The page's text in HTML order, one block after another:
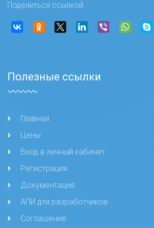
Поделиться ссылкой
Полезные ссылки
Главная
Цены
Вход в личный кабинет
Регистрация
Документация
АПИ для разработчиков
Соглашение